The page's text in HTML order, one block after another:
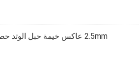
2.5mm عاكس خيمة حبل الوتد حصة الرجل خط الحبل